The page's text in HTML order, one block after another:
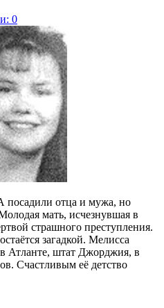
0
отца и мужа, но
мать, исчезнувшая в
страшного преступления.
загадкой. Мелисса
Атланте, штат Джорджия, в
Счастливым её детство